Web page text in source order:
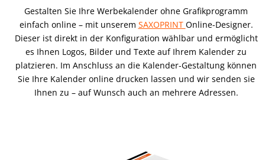
Gestalten Sie Ihre Werbekalender ohne Grafikprogramm
einfach online – mit unserem SAXOPRINT Online-Designer.
Dieser ist direkt in der Konfiguration wählbar und ermöglicht
es Ihnen Logos, Bilder und Texte auf Ihrem Kalender zu
platzieren. Im Anschluss an die Kalender-Gestaltung können
Sie Ihre Kalender online drucken lassen und wir senden sie
Ihnen zu – auf Wunsch auch an mehrere Adressen.